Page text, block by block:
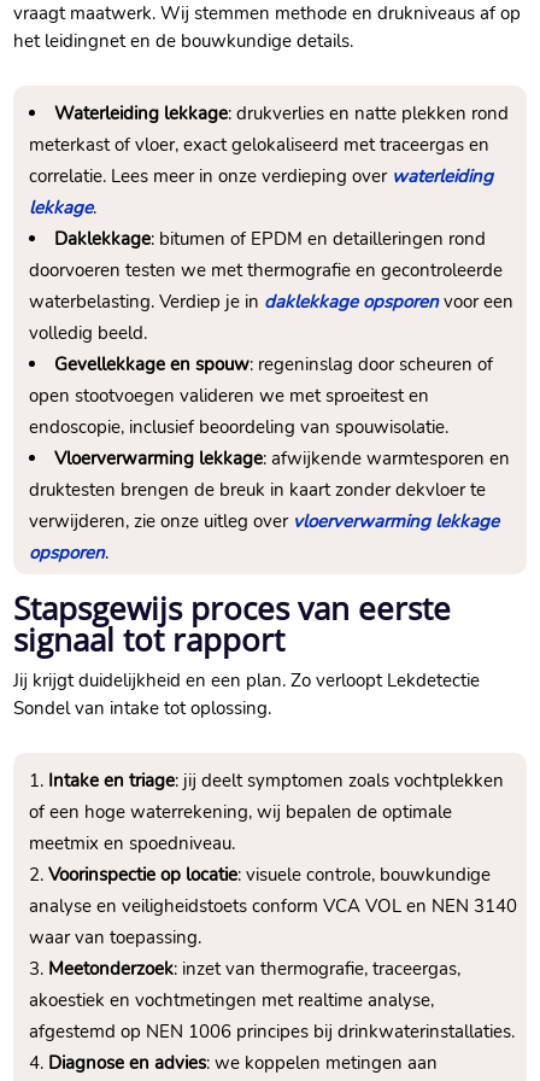
vraagt maatwerk. Wij stemmen methode en drukniveaus af op
het leidingnet en de bouwkundige details.
Waterleiding lekkage: drukverlies en natte plekken rond
meterkast of vloer, exact gelokaliseerd met traceergas en
correlatie. Lees meer in onze verdieping over waterleiding
lekkage.
Daklekkage: bitumen of EPDM en detailleringen rond
doorvoeren testen we met thermografie en gecontroleerde
waterbelasting. Verdiep je in daklekkage opsporenvoor een
volledig beeld.
Gevellekkage en spouw: regeninslag door scheuren of
open stootvoegen valideren we met sproeitest en
endoscopie, inclusief beoordeling van spouwisolatie.
Vloerverwarming lekkage: afwijkende warmtesporen en
druktesten brengen de breuk in kaart zonder dekvloer te
verwijderen, zie onze uitleg over vloerverwarming lekkage
opsporen.
Stapsgewijs proces van eerste
signaal tot rapport
Jij krijgt duidelijkheid en een plan. Zo verloopt Lekdetectie
Sondel van intake tot oplossing.
Intake en triage: jij deelt symptomen zoals vochtplekken
of een hoge waterrekening, wij bepalen de optimale
meetmix en spoedniveau.
Voorinspectie op locatie: visuele controle, bouwkundige
analyse en veiligheidstoets conform VCA VOL en NEN 3140
waar van toepassing.
Meetonderzoek: inzet van thermografie, traceergas,
akoestiek en vochtmetingen met realtime analyse,
afgestemd op NEN 1006 principes bij drinkwaterinstallaties.
Diagnose en advies: we koppelen metingen aan